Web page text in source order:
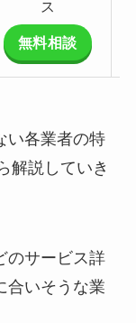
ス
無料相談
い各業者の特
解説していき
のサービス詳
合いそうな業